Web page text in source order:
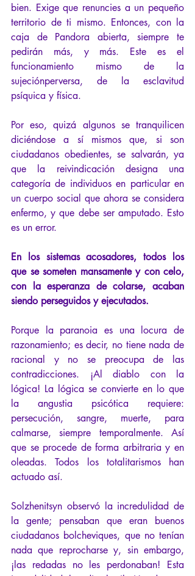
bien. Exige que renuncies a un pequeño
territorio de ti mismo. Entonces, con la
caja de Pandora abierta, siempre te
pedirán más, y más. Este es el
funcionamiento mismo de la
sujeciónperversa, de la esclavitud
psíquica y física.
Por eso, quizá algunos se tranquilicen
diciéndose a sí mismos que, si son
ciudadanos obedientes, se salvarán, ya
que la reivindicación designa una
categoría de individuos en particular en
un cuerpo social que ahora se considera
enfermo, y que debe ser amputado. Esto
es un error.
En los sistemas acosadores, todos los
que se someten mansamente y con celo,
con la esperanza de colarse, acaban
siendo perseguidos y ejecutados.
Porque la paranoia es una locura de
razonamiento; es decir, no tiene nada de
racional y no se preocupa de las
contradicciones. ¡Al diablo con la
lógica! La lógica se convierte en lo que
la angustia psicótica requiere:
persecución, sangre, muerte, para
calmarse, siempre temporalmente. Así
que se procede de forma arbitraria y en
oleadas. Todos los totalitarismos han
actuado así.
Solzhenitsyn observó la incredulidad de
la gente; pensaban que eran buenos
ciudadanos bolcheviques, que no tenían
nada que reprocharse y, sin embargo,
¡las redadas no les perdonaban! Esta